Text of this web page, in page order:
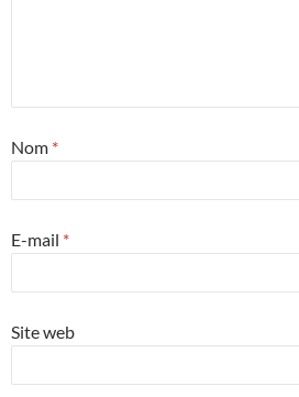
Nom *
E-mail *
Site web